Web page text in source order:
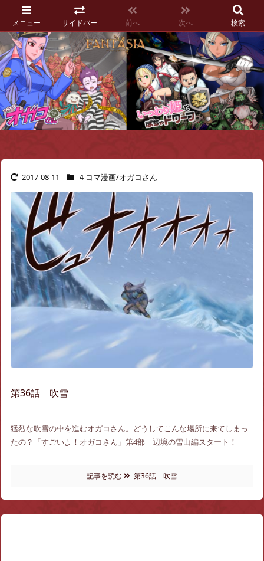
メニュー サイドバー 前へ 次へ 検索
2017-08-11 ４コマ漫画/オガコさん
第36話 吹雪
猛烈な吹雪の中を進むオガコさん。どうしてこんな場所に来てしまっ
たの？「すごいよ！オガコさん」第4部 辺境の雪山編スタート！
記事を読む 第36話 吹雪